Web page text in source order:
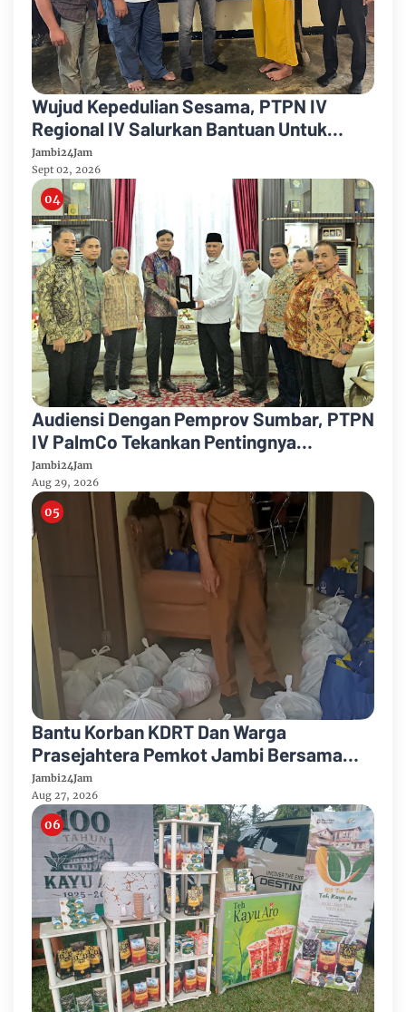
Wujud Kepedulian Sesama, PTPN IV
Regional IV Salurkan Bantuan Untuk
Pengobatan Putri Karyawan Pemanen
Jambi24Jam
Sept 02, 2026
Audiensi Dengan Pemprov Sumbar, PTPN
IV PalmCo Tekankan Pentingnya
Harmonisasi Operasional Kebun
Jambi24Jam
Aug 29, 2026
Bantu Korban KDRT Dan Warga
Prasejahtera Pemkot Jambi Bersama
PTPN IV Regional IV Salurkan Paket
Sembako
Jambi24Jam
Aug 27, 2026